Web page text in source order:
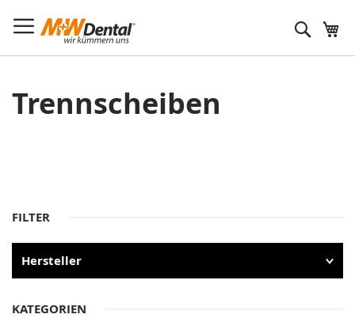
Suche
Trennscheiben
FILTER
Hersteller
KATEGORIEN